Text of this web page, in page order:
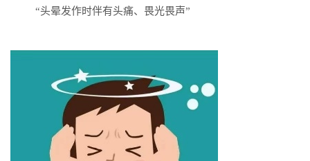
“头晕发作时伴有头痛、畏光畏声”